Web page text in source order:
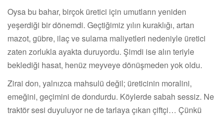
Oysa bu bahar, birçok üretici için umutların yeniden
yeşerdiği bir dönemdi. Geçtiğimiz yılın kuraklığı, artan
mazot, gübre, ilaç ve sulama maliyetleri nedeniyle üretici
zaten zorlukla ayakta duruyordu. Şimdi ise alın teriyle
beklediği hasat, henüz meyveye dönüşmeden yok oldu.
Zirai don, yalnızca mahsulü değil; üreticinin moralini,
emeğini, geçimini de dondurdu. Köylerde sabah sessiz. Ne
traktör sesi duyuluyor ne de tarlaya çıkan çiftçi… Çünkü